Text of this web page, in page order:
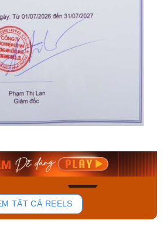
150
Casio Nam MTS-
Mua ngay
TẤT CẢ REELS